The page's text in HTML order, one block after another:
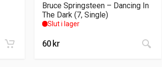
Bruce Springsteen – Dancing In
The Dark (7, Single)
Slut i lager
60kr